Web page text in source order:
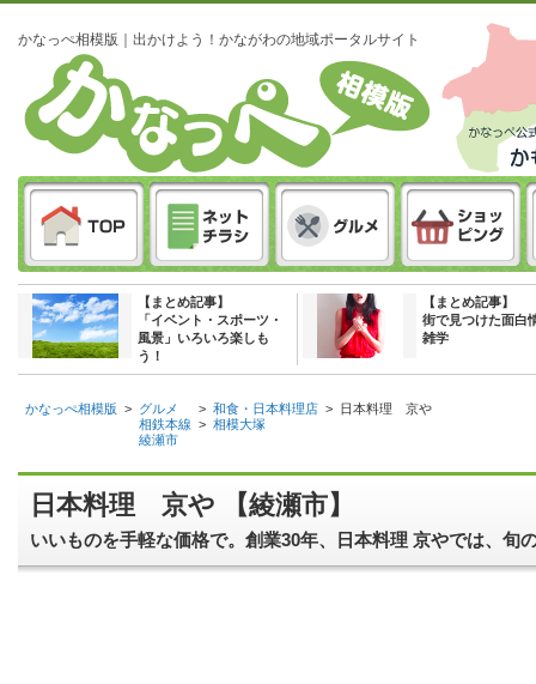
かなっぺ相模版｜出かけよう！かながわの地域ポータルサイト
【まとめ記事】
「イベント・スポーツ・
風景」いろいろ楽しも
う！
【まとめ記事】
街で見つけた面白
雑学
かなっぺ相模版 > グルメ
相鉄本線
綾瀬市
> 和食・日本料理店
> 相模大塚
> 日本料理 京や
日本料理 京や 【綾瀬市】
いいものを手軽な価格で。創業30年、日本料理 京やでは、